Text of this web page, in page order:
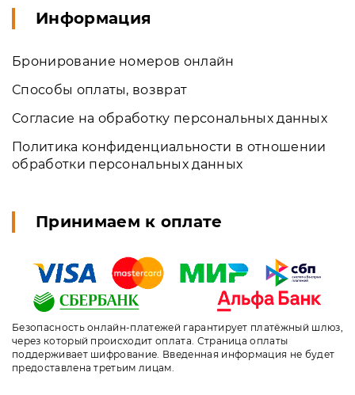
Информация
Бронирование номеров онлайн
Способы оплаты, возврат
Согласие на обработку персональных данных
Политика конфиденциальности в отношении
обработки персональных данных
Принимаем к оплате
Безопасность онлайн-платежей гарантирует платёжный шлюз,
через который происходит оплата. Страница оплаты
поддерживает шифрование. Введенная информация не будет
предоставлена третьим лицам.